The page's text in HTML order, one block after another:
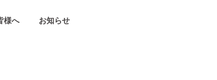
様へ お知らせ